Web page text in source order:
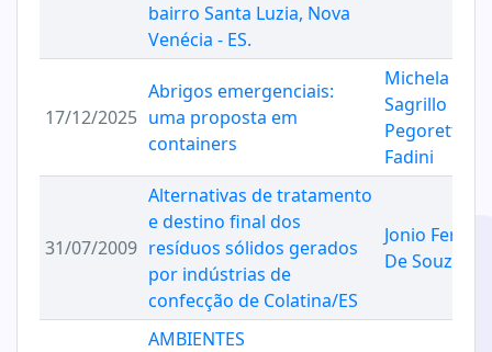
bairro Santa Luzia, Nova
Venécia - ES.
17/12/2025
Abrigos emergenciais:
uma proposta em
containers
Michela
Sagrillo
Pegoretti
Fadini
31/07/2009
Alternativas de tratamento
e destino final dos
resíduos sólidos gerados
por indústrias de
confecção de Colatina/ES
Jonio
De Souza
AMBIENTES